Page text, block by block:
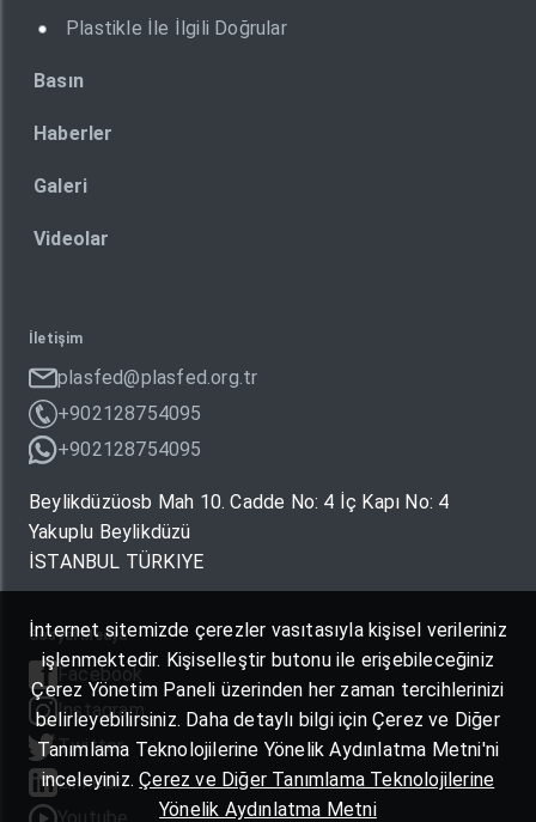
Plastikle İle İlgili Doğrular
Basın
Haberler
Galeri
Videolar
İletişim
plasfed@plasfed.org.tr
+902128754095
+902128754095
Beylikdüzüosb Mah 10. Cadde No: 4 İç Kapı No: 4
Yakuplu Beylikdüzü
İSTANBUL TÜRKIYE
Sosyal Medya
Facebook
Instagram
Twitter
Linkedin
İnternet sitemizde çerezler vasıtasıyla kişisel verileriniz
işlenmektedir. Kişiselleştir butonu ile erişebileceğiniz
Çerez Yönetim Paneli üzerinden her zaman tercihlerinizi
belirleyebilirsiniz. Daha detaylı bilgi için Çerez ve Diğer
Tanımlama Teknolojilerine Yönelik Aydınlatma Metni'ni
inceleyiniz.Çerez ve Diğer Tanımlama Teknolojilerine
Yönelik Aydınlatma Metni